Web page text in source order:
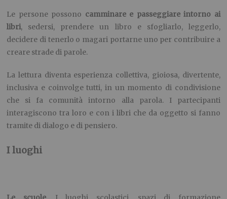
Le persone possono camminare e passeggiare intorno ai
libri, sedersi, prendere un libro e sfogliarlo, leggerlo,
decidere di tenerlo o magari portarne uno per contribuire a
creare strade di parole.
La lettura diventa esperienza collettiva, gioiosa, divertente,
inclusiva e coinvolge tutti, in un momento di condivisione
che si fa comunità intorno alla parola. I partecipanti
interagiscono tra loro e con i libri che da oggetto si fanno
tramite di dialogo e di pensiero.
I luoghi